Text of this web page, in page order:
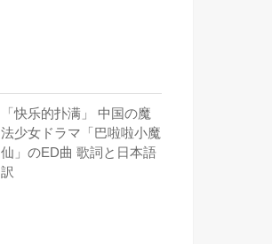
「快乐的扑满」 中国の魔
法少女ドラマ「巴啦啦小魔
仙」のED曲 歌詞と日本語
訳